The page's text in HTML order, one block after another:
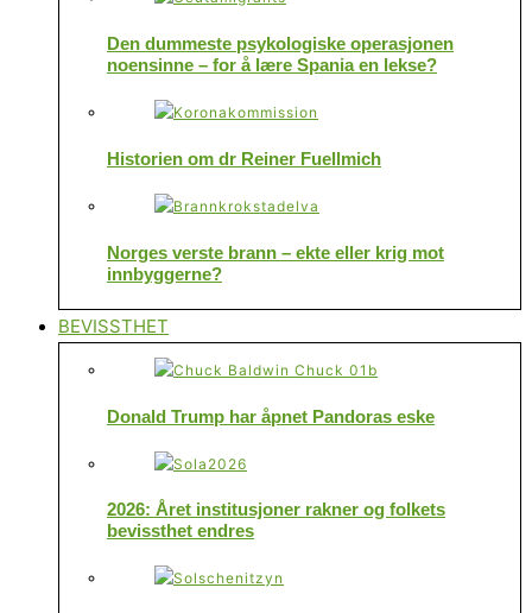
Den dummeste psykologiske operasjonen
noensinne – for å lære Spania en lekse?
Historien om dr Reiner Fuellmich
Norges verste brann – ekte eller krig mot
innbyggerne?
BEVISSTHET
Donald Trump har åpnet Pandoras eske
2026: Året institusjoner rakner og folkets
bevissthet endres